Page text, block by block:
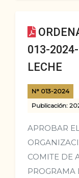
013-
LECHE
N° 013-2024
Publicación:
APROBAR
COMITE DE
PROGRAMA